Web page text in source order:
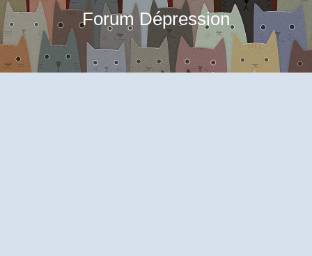
Forum Dépression